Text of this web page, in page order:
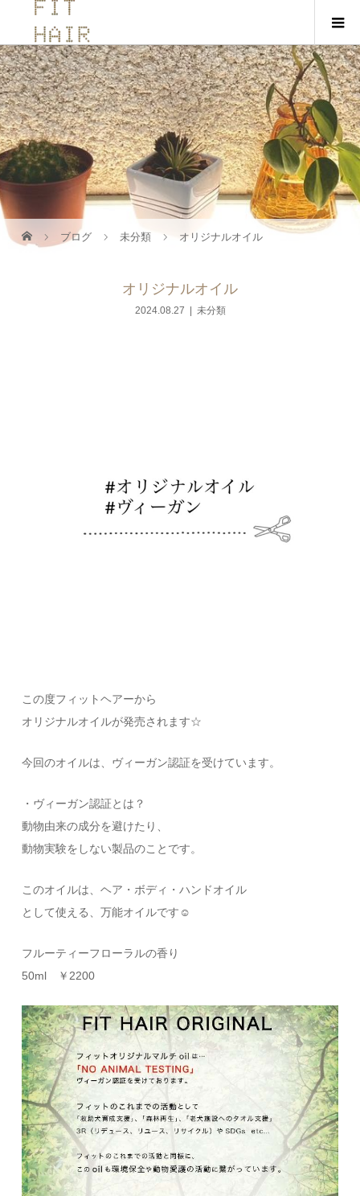
ブログ 未分類 オリジナルオイル
オリジナルオイル
2024.08.27 未分類
この度フィットヘアーから
オリジナルオイルが発売されます☆
今回のオイルは、ヴィーガン認証を受けています。
・ヴィーガン認証とは？
動物由来の成分を避けたり、
動物実験をしない製品のことです。
このオイルは、ヘア・ボディ・ハンドオイル
として使える、万能オイルです☺
フルーティーフローラルの香り
50ml ￥2200